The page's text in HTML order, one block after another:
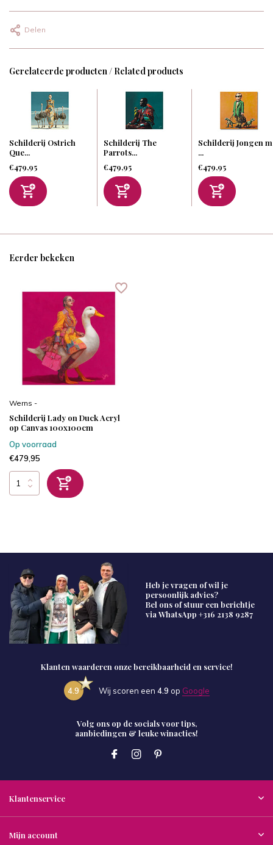
Delen
Gerelateerde producten / Related products
Schilderij Ostrich
Que...
€479,95
Schilderij The
Parrots...
€479,95
Schilderij Jongen
...
€479,95
Eerder bekeken
Werns -
Schilderij Lady on Duck Acryl
op Canvas 100x100cm
Op voorraad
€479,95
Heb je vragen of wil je
persoonlijk advies?
Bel ons of stuur een berichtje
via WhatsApp +316 2138 9287
Klanten waarderen onze bereikbaarheid en service!
4.9 Wij scoren een 4.9 op Google
Volg ons op de socials voor tips,
aanbiedingen & leuke winacties!
Klantenservice
Mijn account